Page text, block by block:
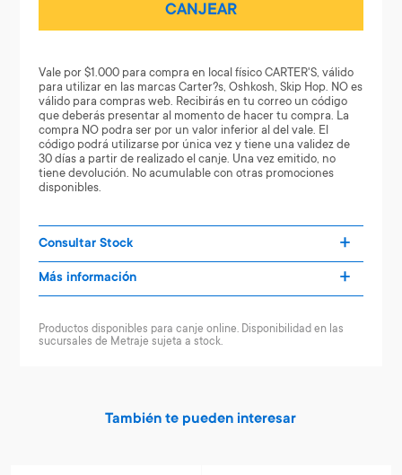
CANJEAR
Vale por $1.000 para compra en local físico CARTER'S, válido
para utilizar en las marcas Carter?s, Oshkosh, Skip Hop. NO es
válido para compras web. Recibirás en tu correo un código
que deberás presentar al momento de hacer tu compra. La
compra NO podra ser por un valor inferior al del vale. El
código podrá utilizarse por única vez y tiene una validez de
30 días a partir de realizado el canje. Una vez emitido, no
tiene devolución. No acumulable con otras promociones
disponibles.
Consultar Stock
Más información
Productos disponibles para canje online. Disponibilidad en las
sucursales de Metraje sujeta a stock.
También te pueden interesar